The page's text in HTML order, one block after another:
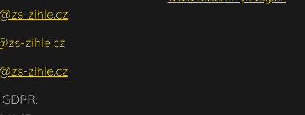
zihle.cz
zihle.cz
zihle.cz